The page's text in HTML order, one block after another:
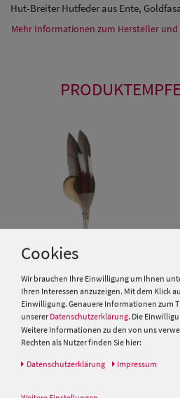
Hut-Breiter Hutfeder aus Ente,
Mehr Informationen zum Hersteller und
Hutfeder aus echten
Entenfedern von Hut-Breiter
14,95 €
Cookies
Wir brauchen Ihre Einwilligung um Ihnen
Ihren Interessen anzuzeigen. Mit dem Klick
Einwilligung. Genauere Informationen zum
unserer Datenschutzerklärung. Die
Weitere Informationen zu den von uns
Rechten als Nutzer finden Sie hier:
Daten­schutz­erklärung Impressum